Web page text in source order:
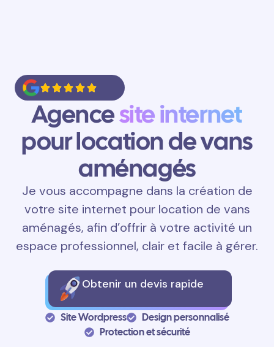
Agencesite internet
pour location de vans
aménagés
Je vous accompagne dans la création de
votre site internet pour location de vans
aménagés, afin d’offrir à votre activité un
espace professionnel, clair et facile à gérer.
Obtenir un devis rapide
Site Wordpress
Design personnalisé
Protection et sécurité